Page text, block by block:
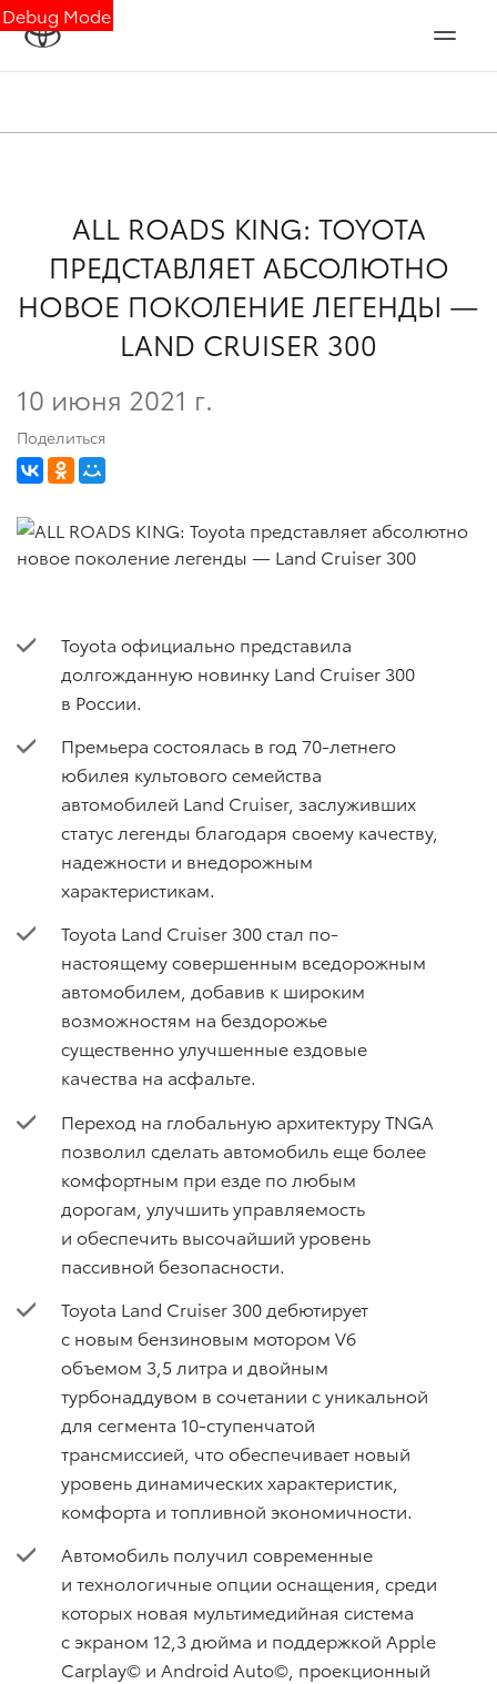
Debug Mode
ALL ROADS KING: TOYOTA
ПРЕДСТАВЛЯЕТ АБСОЛЮТНО
НОВОЕ ПОКОЛЕНИЕ ЛЕГЕНДЫ —
LAND CRUISER 300
10 июня 2021 г.
Поделиться
Toyota официально представила
долгожданную новинку Land Cruiser 300
в России.
Премьера состоялась в год 70-летнего
юбилея культового семейства
автомобилей Land Cruiser, заслуживших
статус легенды благодаря своему качеству,
надежности и внедорожным
характеристикам.
Toyota Land Cruiser 300 стал по-
настоящему совершенным вседорожным
автомобилем, добавив к широким
возможностям на бездорожье
существенно улучшенные ездовые
качества на асфальте.
Переход на глобальную архитектуру TNGA
позволил сделать автомобиль еще более
комфортным при езде по любым
дорогам, улучшить управляемость
и обеспечить высочайший уровень
пассивной безопасности.
Toyota Land Cruiser 300 дебютирует
с новым бензиновым мотором V6
объемом 3,5 литра и двойным
турбонаддувом в сочетании с уникальной
для сегмента 10-ступенчатой
трансмиссией, что обеспечивает новый
уровень динамических характеристик,
комфорта и топливной экономичности.
Автомобиль получил современные
и технологичные опции оснащения, среди
которых новая мультимедийная система
с экраном 12,3 дюйма и поддержкой Apple
Carplay© и Android Auto©, проекционный